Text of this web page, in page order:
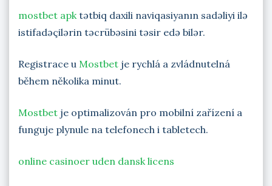
mostbet apktətbiq daxili naviqasiyanın sadəliyi ilə
istifadəçilərin təcrübəsini təsir edə bilər.
Registrace u Mostbet je rychlá a zvládnutelná
během několika minut.
Mostbet je optimalizován pro mobilní zařízení a
funguje plynule na telefonech i tabletech.
online casinoer uden dansk licens